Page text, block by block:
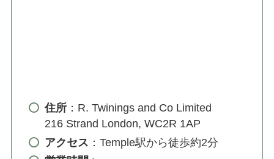
住所：R. Twinings and Co Limited
216 Strand London, WC2R 1AP
アクセス ：Temple駅から徒歩約2分